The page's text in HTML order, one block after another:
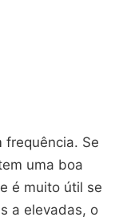
frequência. Se
uma boa
é muito útil se
a elevadas, o